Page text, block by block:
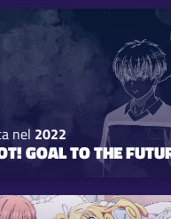
nel 2022
GOAL TO THE